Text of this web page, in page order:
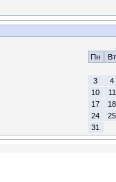
Пн
Вт
3
4
10
11
17
18
24
25
31